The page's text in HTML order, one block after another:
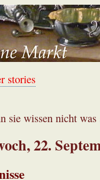
stories
sie wissen nicht
22.